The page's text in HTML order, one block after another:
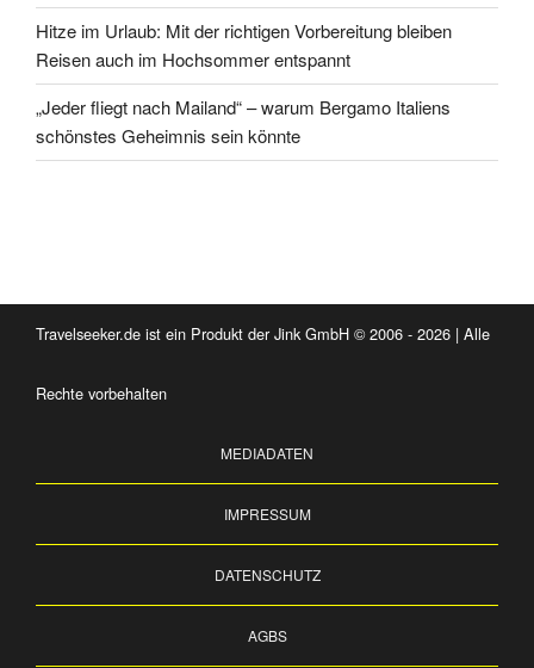
Hitze im Urlaub: Mit der richtigen Vorbereitung bleiben
Reisen auch im Hochsommer entspannt
„Jeder fliegt nach Mailand“ – warum Bergamo Italiens
schönstes Geheimnis sein könnte
Travelseeker.de ist ein Produkt der Jink GmbH © 2006 - 2026 | Alle
Rechte vorbehalten
MEDIADATEN
IMPRESSUM
DATENSCHUTZ
AGBS